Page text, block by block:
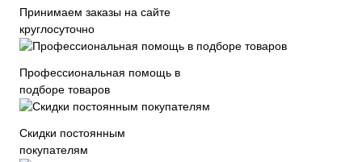
Принимаем заказы на сайте
круглосуточно
Профессиональная помощь в
подборе товаров
Скидки постоянным
покупателям